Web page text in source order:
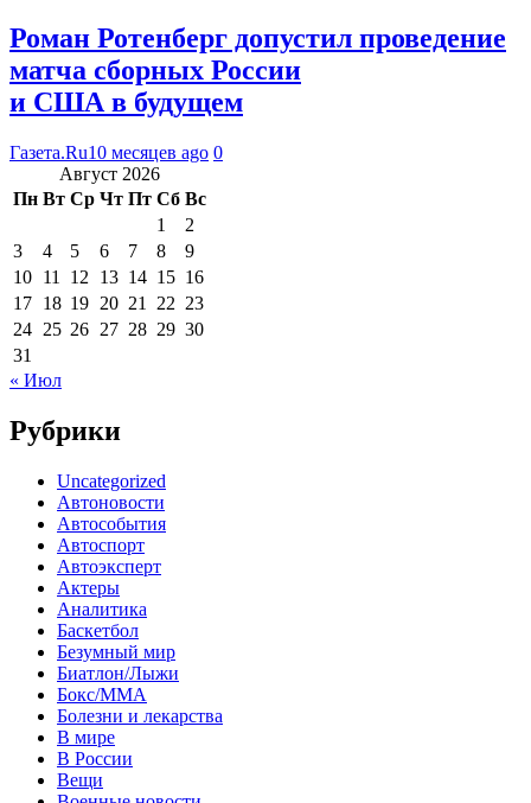
Роман Ротенберг допустил проведение
матча сборных России
и США в будущем
Газета.Ru10 месяцев ago 0
Август 2026
Пн Вт Ср Чт Пт Сб Вс
1
2
3
4 5 6 7 8
9
10 11 12 13 14 15 16
17 18 19 20 21 22 23
24 25 26 27 28 29 30
31
« Июл
Рубрики
Uncategorized
Автоновости
Автособытия
Автоспорт
Автоэксперт
Актеры
Аналитика
Баскетбол
Безумный мир
Биатлон/Лыжи
Бокс/MMA
Болезни и лекарства
В мире
В России
Вещи